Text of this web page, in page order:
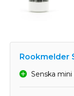
Rookmelder
Senska